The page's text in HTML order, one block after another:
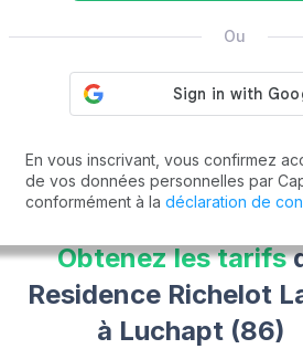
Cap Retraite vous aide à trouver un
Obtenez les tarifs
Residence Richelot
à Luchapt (86)
Ou
En vous inscrivant, vous confirmez
de vos données personnelles par
conformément à la déclaration de